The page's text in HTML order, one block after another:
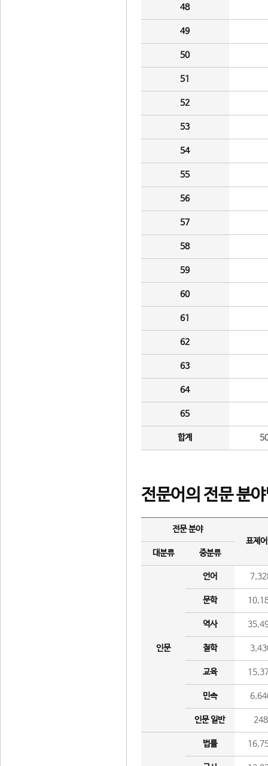
48
49
50
51
52
53
54
55
56
57
58
59
60
61
62
63
64
65
합계
전문어의 전문 분
전문 분야
표제
대분류
중분류
인문
언어
문학
역사
철학
교육
민속
인문 일반 248
법률